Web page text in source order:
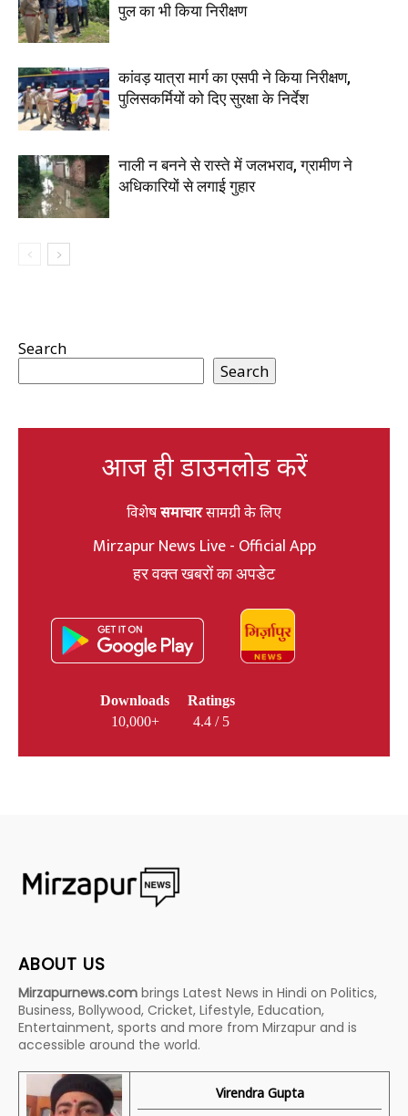
पुल का भी किया निरीक्षण
कांवड़ यात्रा मार्ग का एसपी ने किया निरीक्षण,
पुलिसकर्मियों को दिए सुरक्षा के निर्देश
नाली न बनने से रास्ते में जलभराव, ग्रामीण ने
अधिकारियों से लगाई गुहार
Search
Search
आज ही डाउनलोड करें
विशेषसमाचारसामग्री के लिए
Mirzapur News Live - Official App
हर वक्त खबरों का अपडेट
Downloads
10,000+
Ratings
4.4 / 5
ABOUT US
Mirzapurnews.com brings Latest News in Hindi on Politics,
Business, Bollywood, Cricket, Lifestyle, Education,
Entertainment, sports and more from Mirzapur and is
accessible around the world.
Virendra Gupta